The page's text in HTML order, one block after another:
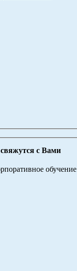
с Вами
обучение